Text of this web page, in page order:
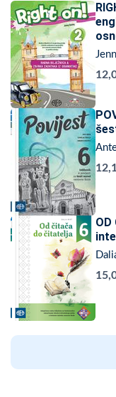
OD